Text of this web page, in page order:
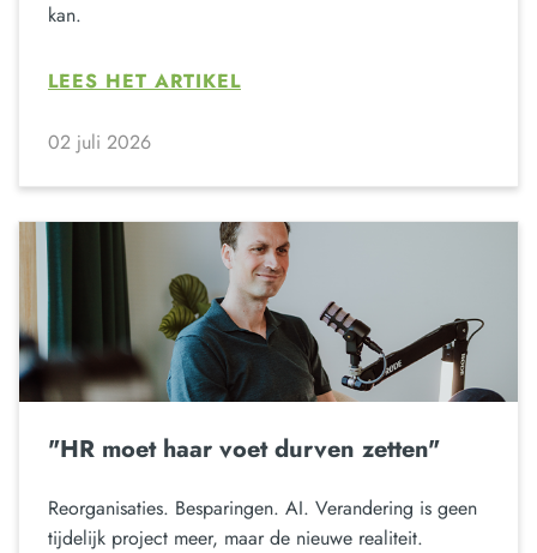
kan.
LEES HET ARTIKEL
02 juli 2026
"HR moet haar voet durven zetten"
Reorganisaties. Besparingen. AI. Verandering is geen
tijdelijk project meer, maar de nieuwe realiteit.